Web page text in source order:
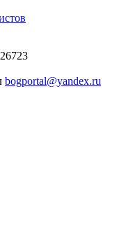
bogportal@yandex.ru